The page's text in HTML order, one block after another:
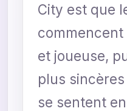
City est que
et joueuse,
plus
se sentent